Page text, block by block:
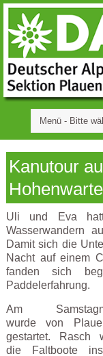
Kanutour
Uli und Eva
Wasserwandern
Damit sich die
Nacht auf einem
fanden sich
Paddelerfahrung.
Am
wurde von
gestartet. Rasch
die Faltboote